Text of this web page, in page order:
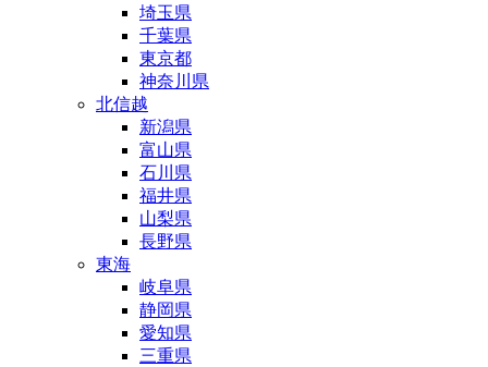
埼玉県
千葉県
東京都
神奈川県
北信越
新潟県
富山県
石川県
福井県
山梨県
長野県
東海
岐阜県
静岡県
愛知県
三重県